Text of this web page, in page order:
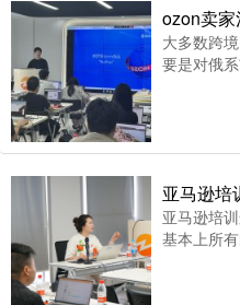
大多数跨
要是对俄
俄罗斯电
类和优势
供了便捷
亚马逊培
基本上所
按照课程
内容的区